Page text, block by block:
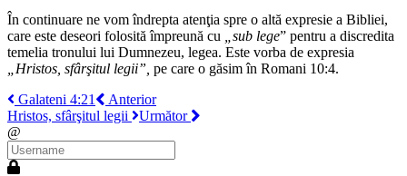
În continuare ne vom îndrepta atenţia spre o altă expresie a Bibliei,
care este deseori folosită împreună cu „sub lege” pentru a discredita
temelia tronului lui Dumnezeu, legea. Este vorba de expresia
„Hristos, sfârşitul legii”, pe care o găsim în Romani 10:4.
Galateni 4:21
Anterior
Hristos, sfârşitul legii
Următor
@